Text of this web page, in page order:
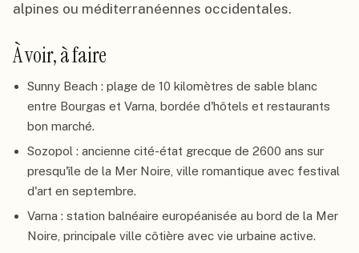
alpines ou méditerranéennes occidentales.
À voir, à faire
Sunny Beach : plage de 10 kilomètres de sable blanc
entre Bourgas et Varna, bordée d'hôtels et restaurants
bon marché.
Sozopol : ancienne cité-état grecque de 2600 ans sur
presqu'île de la Mer Noire, ville romantique avec festival
d'art en septembre.
Varna : station balnéaire européanisée au bord de la Mer
Noire, principale ville côtière avec vie urbaine active.